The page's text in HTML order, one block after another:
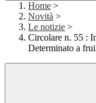
Home >
Novità >
Le notizie >
Circolare n. 55 :
Determinato a